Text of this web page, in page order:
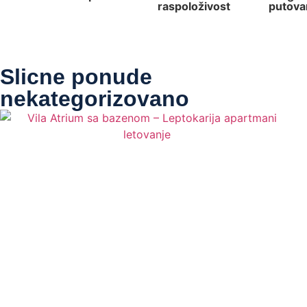
raspoloživost
Slicne ponude
nekategorizovano